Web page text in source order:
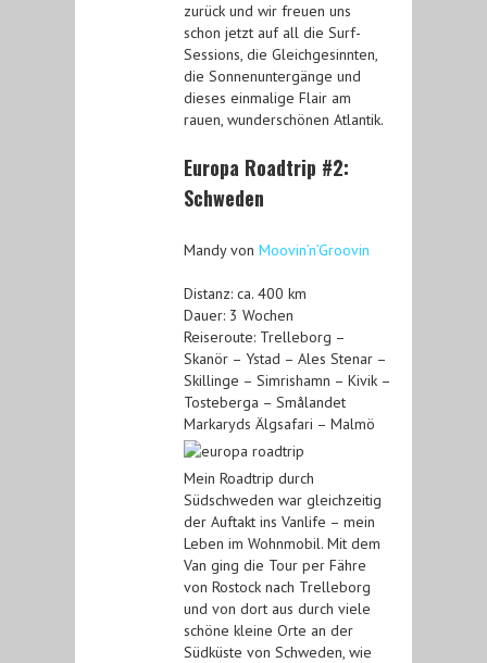
zurück und wir freuen uns
schon jetzt auf all die Surf-
Sessions, die Gleichgesinnten,
die Sonnenuntergänge und
dieses einmalige Flair am
rauen, wunderschönen Atlantik.
Europa Roadtrip #2:
Schweden
Mandy von Moovin’n’Groovin
Distanz: ca. 400 km
Dauer: 3 Wochen
Reiseroute: Trelleborg –
Skanör – Ystad – Ales Stenar –
Skillinge – Simrishamn – Kivik –
Tosteberga – Smålandet
Markaryds Älgsafari – Malmö
Mein Roadtrip durch
Südschweden war gleichzeitig
der Auftakt ins Vanlife – mein
Leben im Wohnmobil. Mit dem
Van ging die Tour per Fähre
von Rostock nach Trelleborg
und von dort aus durch viele
schöne kleine Orte an der
Südküste von Schweden, wie